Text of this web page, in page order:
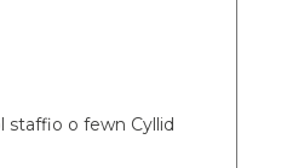
staffio o fewn Cyllid